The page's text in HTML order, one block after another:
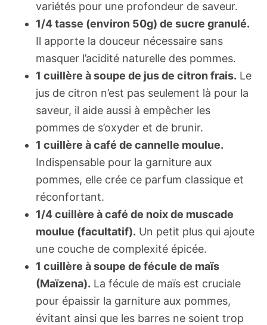
variétés pour une profondeur de saveur.
1/4 tasse (environ 50g) de sucre granulé.
Il apporte la douceur nécessaire sans
masquer l’acidité naturelle des pommes.
1 cuillère à soupe de jus de citron frais. Le
jus de citron n’est pas seulement là pour la
saveur, il aide aussi à empêcher les
pommes de s’oxyder et de brunir.
1 cuillère à café de cannelle moulue.
Indispensable pour la garniture aux
pommes, elle crée ce parfum classique et
réconfortant.
1/4 cuillère à café de noix de muscade
moulue (facultatif). Un petit plus qui ajoute
une couche de complexité épicée.
1 cuillère à soupe de fécule de maïs
(Maïzena). La fécule de maïs est cruciale
pour épaissir la garniture aux pommes,
évitant ainsi que les barres ne soient trop